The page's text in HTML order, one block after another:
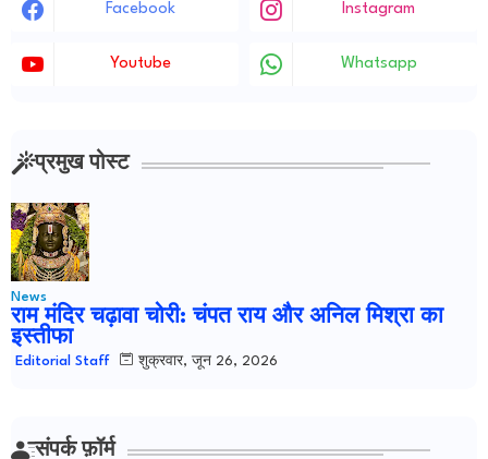
Facebook Instagram
Youtube Whatsapp
प्रमुख पोस्ट
News
राम मंदिर चढ़ावा चोरी: चंपत राय और अनिल मिश्रा का
इस्तीफा
Editorial Staff शुक्रवार, जून 26, 2026
संपर्क फ़ॉर्म